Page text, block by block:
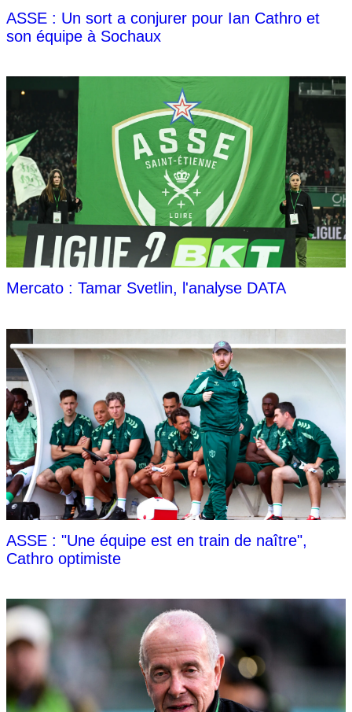
ASSE : Un sort a conjurer pour Ian Cathro et
son équipe à Sochaux
Mercato : Tamar Svetlin, l'analyse DATA
ASSE : "Une équipe est en train de naître",
Cathro optimiste